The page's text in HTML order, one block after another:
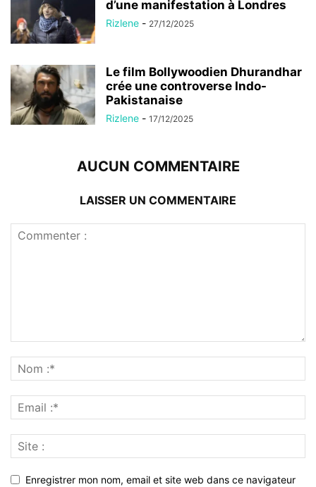
d’une manifestation à Londres
Rizlene - 27/12/2025
Le film Bollywoodien Dhurandhar
crée une controverse Indo-
Pakistanaise
Rizlene - 17/12/2025
AUCUN COMMENTAIRE
LAISSER UN COMMENTAIRE
Enregistrer mon nom, email et site web dans ce navigateur